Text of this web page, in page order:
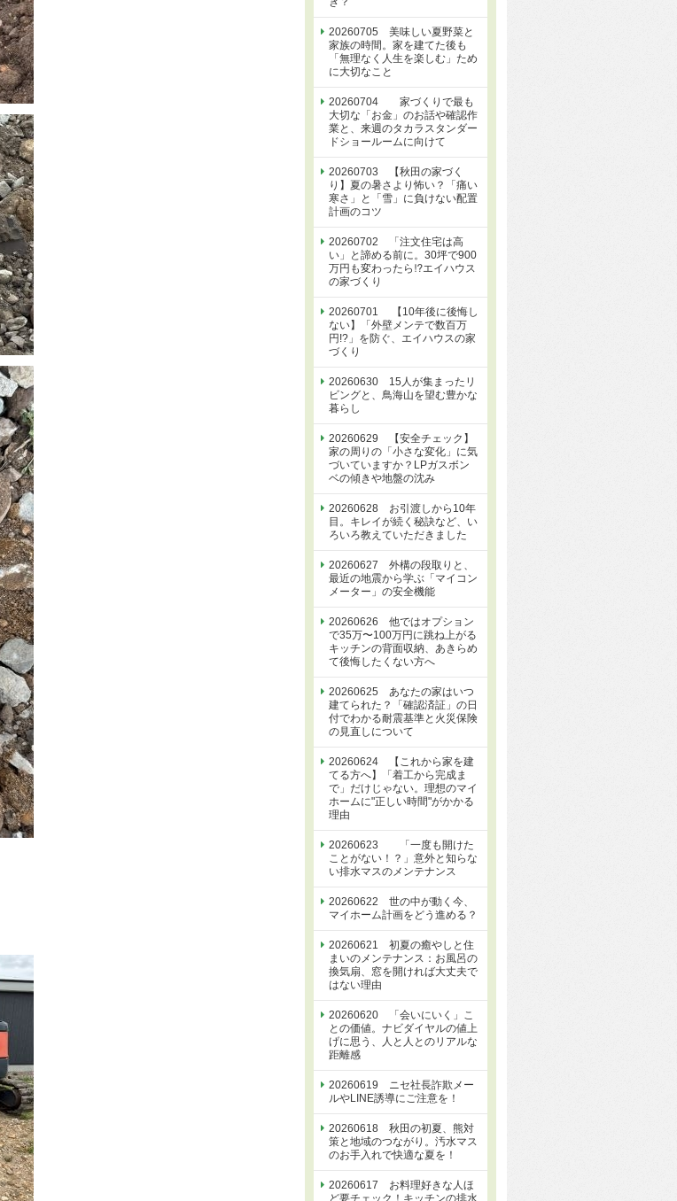
20260705 美味しい夏野菜と
家族の時間。家を建てた後も
「無理なく人生を楽しむ」ため
に大切なこと
20260704 家づくりで最も
大切な「お金」のお話や確認作
業と、来週のタカラスタンダー
ドショールームに向けて
20260703 【秋田の家づく
り】夏の暑さより怖い？「痛い
寒さ」と「雪」に負けない配置
計画のコツ
20260702 「注文住宅は高
い」と諦める前に。30坪で900
万円も変わったら⁉エイハウス
の家づくり
20260701 【10年後に後悔し
ない】「外壁メンテで数百万
円!?」を防ぐ、エイハウスの家
づくり
20260630 15人が集まったリ
ビングと、鳥海山を望む豊かな
暮らし
20260629 【安全チェック】
家の周りの「小さな変化」に気
づいていますか？LPガスボン
ベの傾きや地盤の沈み
20260628 お引渡しから10年
目。キレイが続く秘訣など、い
ろいろ教えていただきました
20260627 外構の段取りと、
最近の地震から学ぶ「マイコン
メーター」の安全機能
20260626 他ではオプション
で35万〜100万円に跳ね上がる
キッチンの背面収納、あきらめ
て後悔したくない方へ
20260625 あなたの家はいつ
建てられた？「確認済証」の日
付でわかる耐震基準と火災保険
の見直しについて
20260624 【これから家を建
てる方へ】「着工から完成ま
で」だけじゃない。理想のマイ
ホームに"正しい時間"がかかる
理由
20260623 「一度も開けた
ことがない！？」意外と知らな
い排水マスのメンテナンス
20260622 世の中が動く今、
マイホーム計画をどう進める？
20260621 初夏の癒やしと住
まいのメンテナンス：お風呂の
換気扇、窓を開ければ大丈夫で
はない理由
20260620 「会いにいく」こ
との価値。ナビダイヤルの値上
げに思う、人と人とのリアルな
距離感
20260619 ニセ社長詐欺メー
ルやLINE誘導にご注意を！
20260618 秋田の初夏、熊対
策と地域のつながり。汚水マス
のお手入れで快適な夏を！
20260617 お料理好きな人ほ
ど要チェック！キッチンの排水